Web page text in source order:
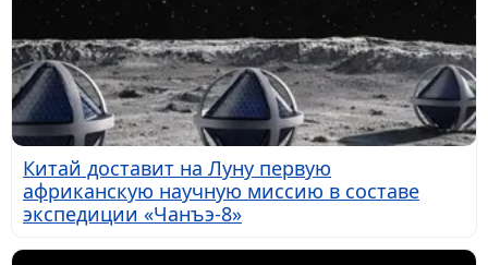
Китай доставит на Луну первую
африканскую научную миссию в составе
экспедиции «Чанъэ-8»